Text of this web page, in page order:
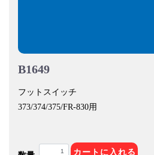
B1649
フットスイッチ
373/374/375/FR-830用
カートに入れる